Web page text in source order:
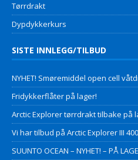
Tørrdrakt
Dypdykkerkurs
SISTE INNLEGG/TILBUD
NYHET! Smøremiddel open cell
Fridykkerflåter på lager!
Arctic Explorer tørrdrakt tilbake på
Vi har tilbud på Arctic Explorer III
SUUNTO OCEAN – NYHET! – PÅ